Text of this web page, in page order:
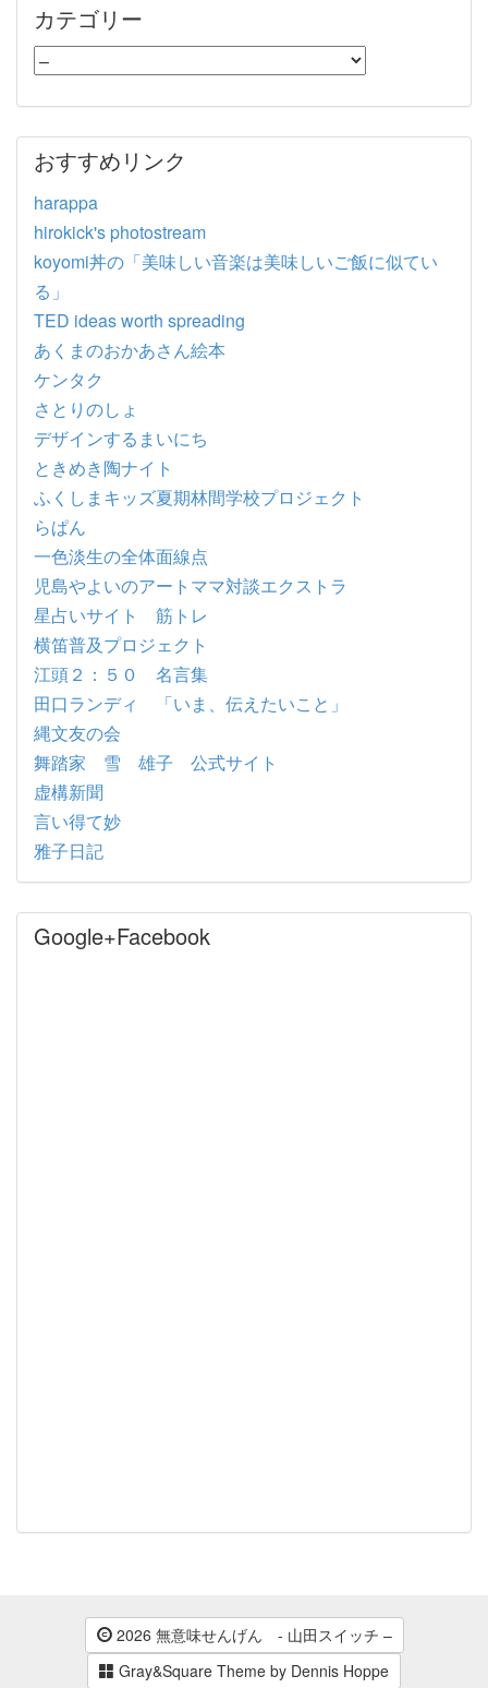
カテゴリー
おすすめリンク
harappa
hirokick's photostream
koyomi丼の「美味しい音楽は美味しいご飯に似てい
る」
TED ideas worth spreading
あくまのおかあさん絵本
ケンタク
さとりのしょ
デザインするまいにち
ときめき陶ナイト
ふくしまキッズ夏期林間学校プロジェクト
らぱん
一色淡生の全体面線点
児島やよいのアートママ対談エクストラ
星占いサイト 筋トレ
横笛普及プロジェクト
江頭２：５０ 名言集
田口ランディ 「いま、伝えたいこと」
縄文友の会
舞踏家 雪 雄子 公式サイト
虚構新聞
言い得て妙
雅子日記
Google+Facebook
2026 無意味せんげん - 山田スイッチ –
Gray&Square Theme by Dennis Hoppe